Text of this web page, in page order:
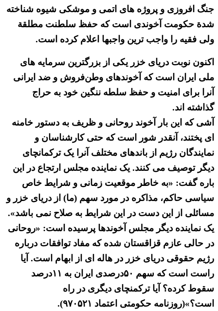
جنگ افروزی و پروژه های اتمی و موشکی شیوه شناخته
شدة حکومت آخوندی است که حفظ سلطنت مطلقة
ولی فقیه را واجب ترین واجبها اعلام کرده است.
اکنون نوبت دریای خزر یکی از بزرگترین سرمایه های
ملی ایران است که آخوندهای وطن‌فروش و ضد ایرانی
آنرا برای امنیت و حفظ سلطه ننگین خود به حراج
گذاشته اند.
آشی که این بار آخوند روحانی و ظریف به دستور خامنه
ای پختند، آنقدر شور است که حتی کارشناسان و
نمایندگان رژیم از باندهای مختلف آنرا یک ترکمانچای
دیگر توصیف می کنند. یک نماینده مجلس ارتجاع در این
باره گفت: «به خاطر موقعیت زمانی و شرایط خاص
سیاسی حاکم، مذاکره در مورد سهم (ما) از دریای خزر و
مسائلی از این دست در این شرایط به صلاح نمی باشد».
یک نماینده دیگر مجلس آخوندها پرسیده است: «روحانی
در حالی عازم قزاقستان شده که مفاد توافقات درباره
رژیم حقوقی دریای خزر در هاله‌ ا‌ی از ابهام است. آیا
راست است که سهم ۵۰درصدی ایران به ۱۱درصد
سقوط کرده؟ آیا ترکمنچای دیگری در راه
است؟»(روزنامه حکومتی اعتماد ۹۷۰۵۲۱).